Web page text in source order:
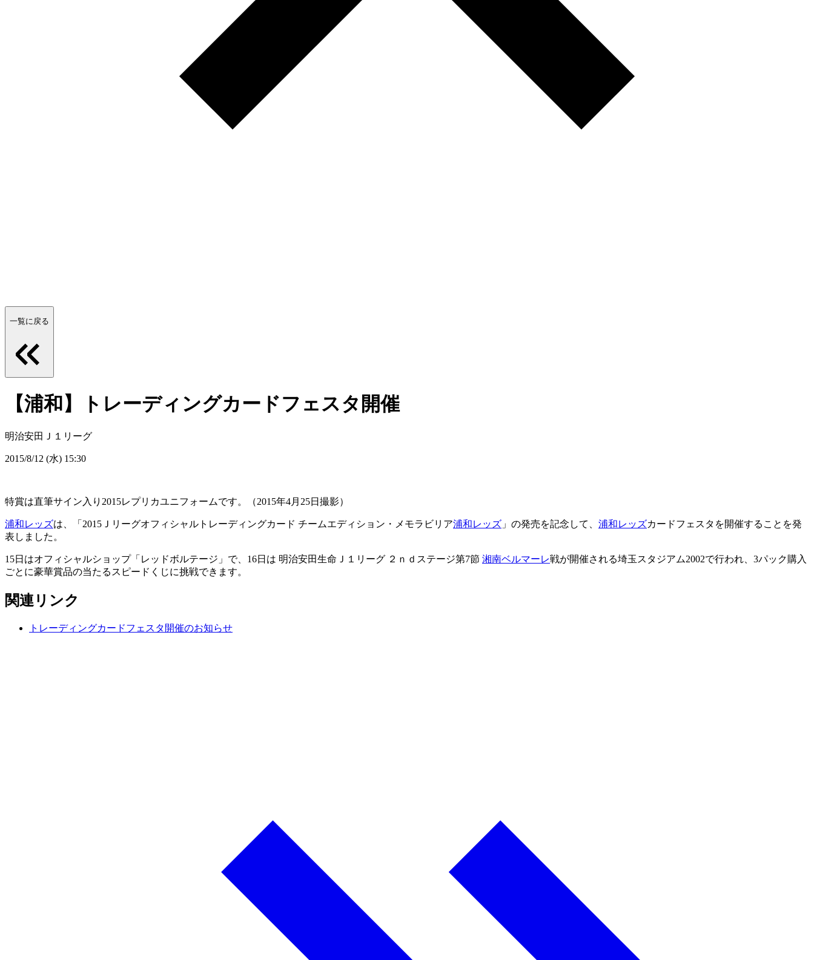
一覧に戻る
【浦和】トレーディングカードフェスタ開催
明治安田Ｊ１リーグ
2015/8/12 (水) 15:30
特賞は直筆サイン入り2015レプリカユニフォームです。（2015年4月25日撮影）
浦和レッズは、「2015Ｊリーグオフィシャルトレーディングカード チームエディション・メモラビリア浦和レッズ 」の発売を記念して、 浦和レッズカードフェスタを開催することを発
表しました。
15日はオフィシャルショップ「レッドボルテージ」で、16日は 明治安田生命Ｊ１リーグ ２ｎｄステージ第7節 湘南ベルマーレ戦が開催される埼玉スタジアム2002で行われ、3パック購入
ごとに豪華賞品の当たるスピードくじに挑戦できます。
関連リンク
トレーディングカードフェスタ開催のお知らせ